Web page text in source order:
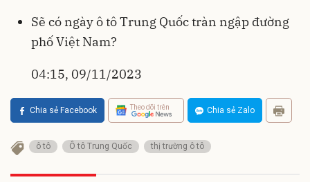
Sẽ có ngày ô tô Trung Quốc tràn ngập đường
phố Việt Nam?
04:15, 09/11/2023
Chia sẻ Facebook Theo dõi trên Chia sẻ Zalo
ô tô Ô tô Trung Quốc thị trường ô tô